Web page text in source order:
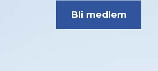
Bli medlem